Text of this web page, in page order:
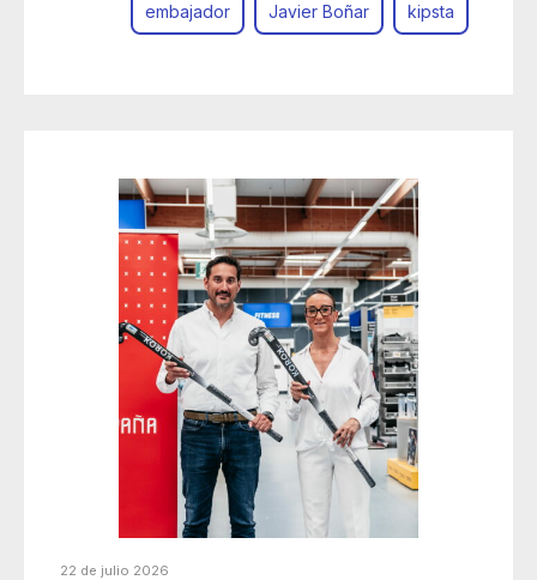
embajador Javier Boñar kipsta
22 de julio 2026